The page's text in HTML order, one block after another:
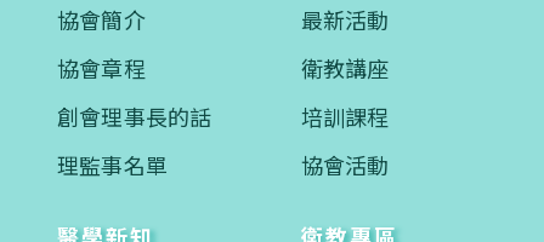
協會簡介
協會章程
創會理事長的話
理監事名單
最新活動
衛教講座
培訓課程
協會活動